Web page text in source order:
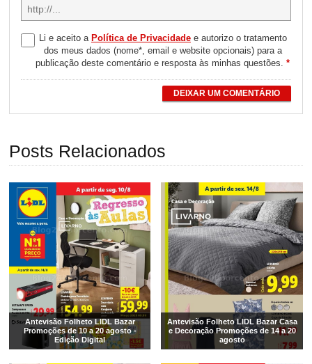
Li e aceito a Política de Privacidadee autorizo o tratamento
dos meus dados (nome*, email e website opcionais) para a
publicação deste comentário e resposta às minhas questões.*
DEIXAR UM COMENTÁRIO
Posts Relacionados
Antevisão Folheto LIDL Bazar
Promoções de 10 a 20 agosto -
Edição Digital
Antevisão Folheto LIDL Bazar Casa
e Decoração Promoções de 14 a 20
agosto